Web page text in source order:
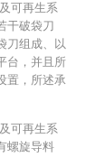
可再生系
干破袋刀
刀组成、以
台，并且所
置，所述承
可再生系
螺旋导料